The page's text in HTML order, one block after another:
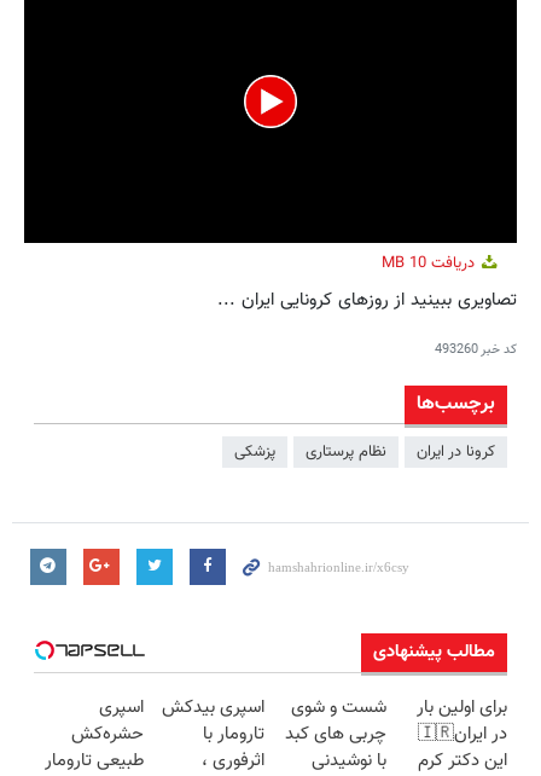
0 دریافت 10 MB
تصاویری ببینید از روزهای کرونایی ایران ...
کد خبر493260
برچسب‌ها
كرونا در ايران نظام پرستاری پزشکی
مطالب پیشنهادی
برای اولین بار
در ایران🇮🇷
این دکتر کرم
شست و شوی
چربی های کبد
با نوشیدنی
اسپری بیدکش
تارومار با
اثرفوری ،
اسپری
حشره‌کش
طبیعی تارومار